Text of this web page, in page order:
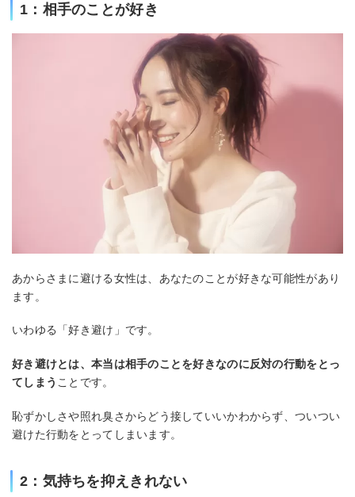
1：相手のことが好き
あからさまに避ける女性は、あなたのことが好きな可能性があり
ます。
いわゆる「好き避け」です。
好き避けとは、本当は相手のことを好きなのに反対の行動をとっ
てしまう ことです。
恥ずかしさや照れ臭さからどう接していいかわからず、ついつい
避けた行動をとってしまいます。
2：気持ちを抑えきれない